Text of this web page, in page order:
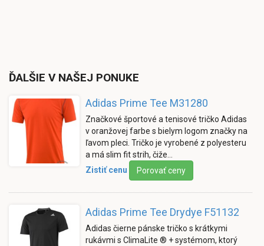
ĎALŠIE V NAŠEJ PONUKE
Adidas Prime Tee M31280
Značkové športové a tenisové tričko Adidas
v oranžovej farbe s bielym logom značky na
ľavom pleci. Tričko je vyrobené z polyesteru
a má slim fit strih, čiže…
Zistiť cenu
Porovať ceny
Adidas Prime Tee Drydye F51132
Adidas čierne pánske tričko s krátkymi
rukávmi s ClimaLite ® + systémom, ktorý